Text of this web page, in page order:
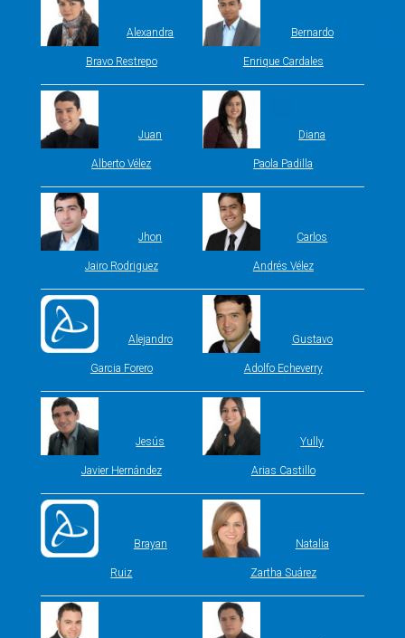
Alexandra
Bravo Restrepo
Bernardo
Enrique Cardales
Juan
Alberto Vélez
Diana
Paola Padilla
Jhon
Jairo Rodriguez
Carlos
Andrés Vélez
Alejandro
Garcia Forero
Gustavo
Adolfo Echeverry
Jesús
Javier Hernández
Yully
Arias Castillo
Brayan
Ruiz
Natalia
Zartha Suárez